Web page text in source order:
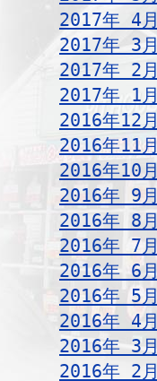
2017年 4月
2017年 3月
2017年 2月
2017年 1月
2016年12月
2016年11月
2016年10月
2016年 9月
2016年 8月
2016年 7月
2016年 6月
2016年 5月
2016年 4月
2016年 3月
2016年 2月